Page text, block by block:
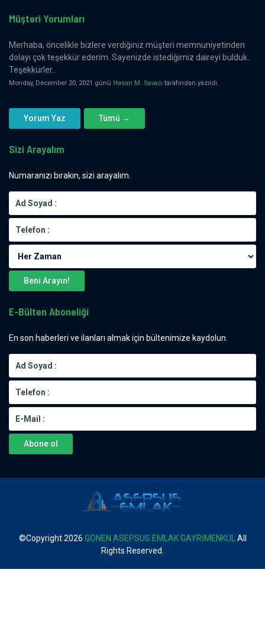
Müşteri Yorumları
Merhaba, öncelikle bizlere verdiğiniz müşteri memnuniyetinden
dolayı çok teşekkür ederim. Sayenizde istediğimiz daireyi bulduk..
Teşekkürler..
Monday, December 20, 2021 günü Hasan M. Savacı tarafından yazıldı.
Yorum Yaz Tümü →
Sizi Arayalım
Numaranızı bırakın, sizi arayalım.
Beni Arayın!
E-Bülten Aboneliği
En son haberleri ve ilanları almak için bültenimize kaydolun.
Abone ol
©Copyright2026 GÖNEN ASEPSUS EMLAK GAYRİMENKUL All
Rights Reserved.